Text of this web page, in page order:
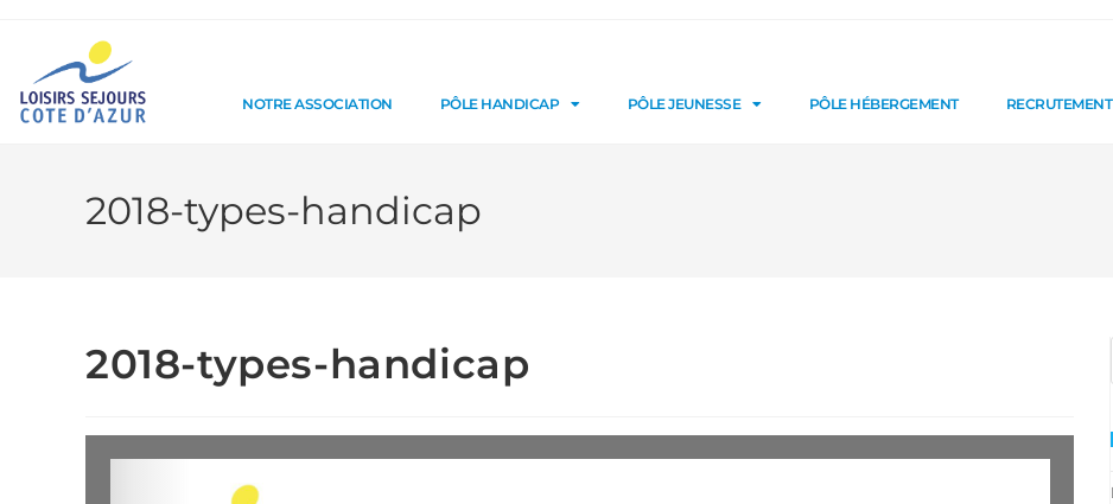
NOTRE ASSOCIATION PÔLE HANDICAP PÔLE JEUNESSE PÔLE HÉBERGEMENT RECRUTEMENT
2018-types-handicap
2018-types-handicap